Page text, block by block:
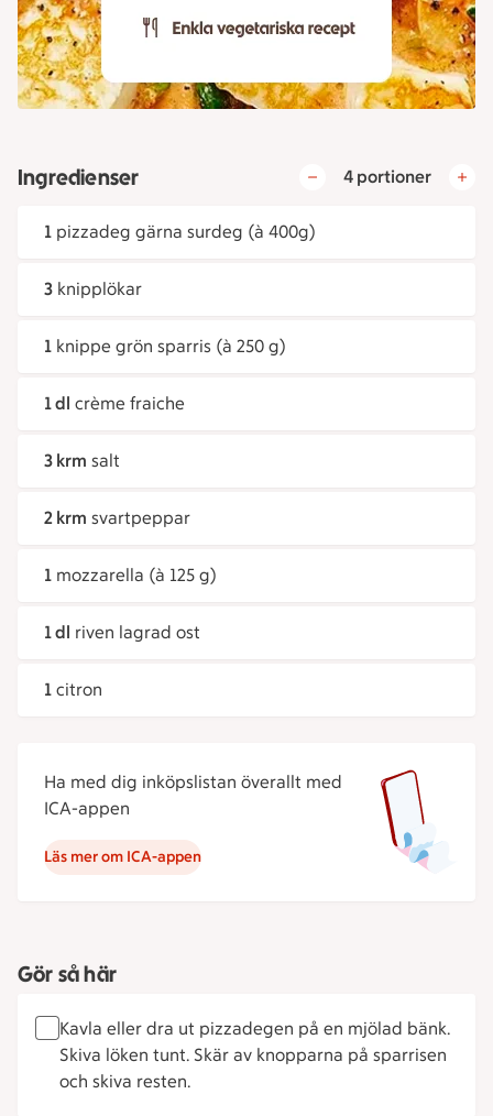
Ingredienser 4 portioner
1 pizzadeg gärna surdeg (à 400g)
3 knipplökar
1 knippe grön sparris (à 250 g)
1 dl crème fraiche
3 krm salt
2 krm svartpeppar
1 mozzarella (à 125 g)
1 dl riven lagrad ost
1 citron
Ha med dig inköpslistan överallt med
ICA-appen
Läs mer om ICA-appen
Gör så här
Kavla eller dra ut pizzadegen på en mjölad bänk.
Skiva löken tunt. Skär av knopparna på sparrisen
och skiva resten.